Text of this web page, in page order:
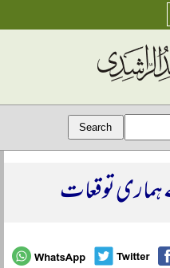
توقعات